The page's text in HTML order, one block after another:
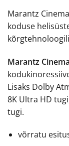
Marantz
koduse
Marantz
Lisaks Dolby
8K Ultra HD
tugi.
võrratu